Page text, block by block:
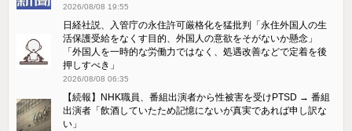
2026/08/08 19:55
日経社説、入管庁の永住許可厳格化を猛批判「永住外国人の生
活保護受給をなくす目的、外国人の意欲をそがないか懸念」
「外国人を一時的な労働力ではなく、処遇改善などで定着を後
押しすべき」
2026/08/08 06:35
【続報】NHK職員、番組出演者から性被害を受けPTSD → 番組
出演者「飲酒していたため記憶にないが真実であれば申し訳な
い」